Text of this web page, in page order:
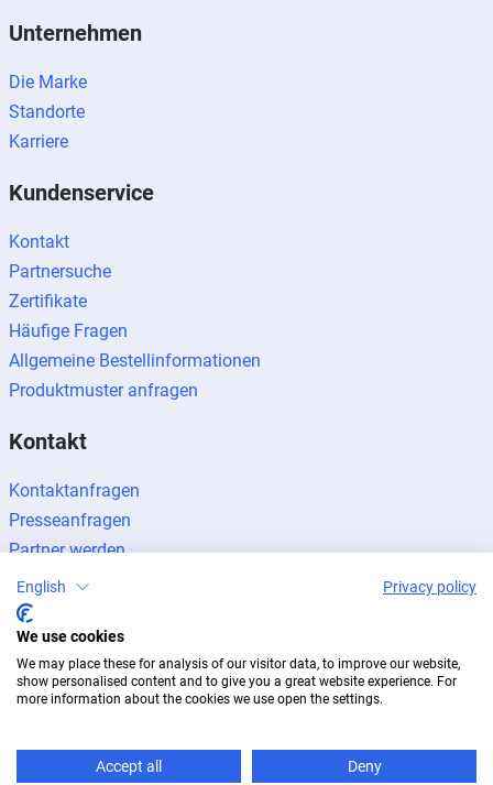
Unternehmen
Die Marke
Standorte
Karriere
Kundenservice
Kontakt
Partnersuche
Zertifikate
Häufige Fragen
Allgemeine Bestellinformationen
Produktmuster anfragen
Kontakt
Kontaktanfragen
Presseanfragen
Partner werden
ImpressumDatenschutzNewsletter
© 2026 BUG Aluminium-Systeme
English Privacy policy
We use cookies
We may place these for analysis of our visitor data, to improve our website,
show personalised content and to give you a great website experience. For
more information about the cookies we use open the settings.
Accept all Deny